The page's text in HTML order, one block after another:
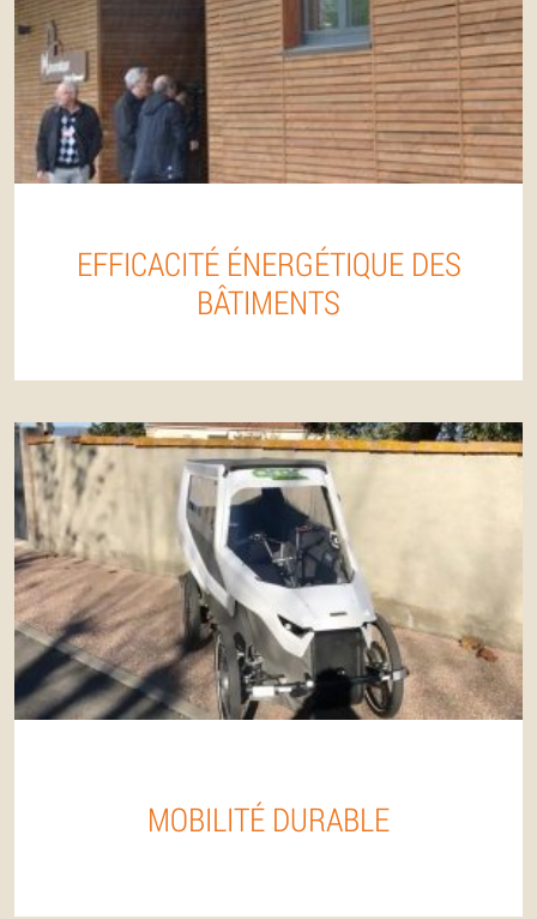
EFFICACITÉ ÉNERGÉTIQUE DES
BÂTIMENTS
MOBILITÉ DURABLE